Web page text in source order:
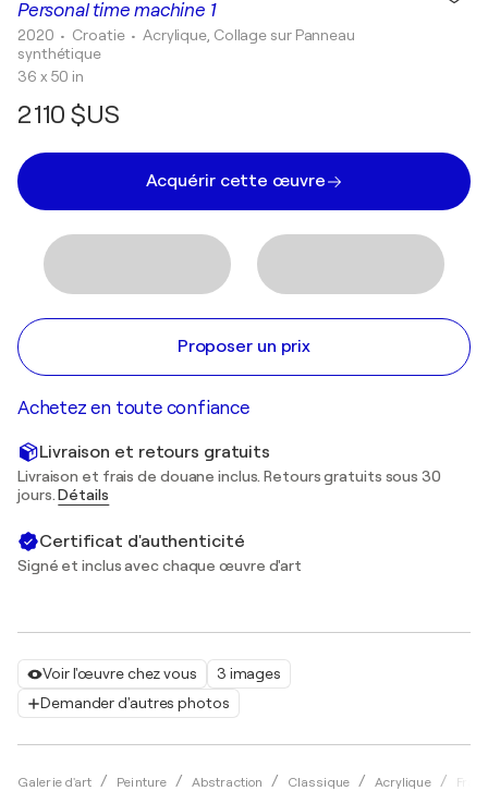
Voir l'œuvre chez vous
3 images
Demander d'autres photos
Galerie d'art Peinture Abstraction Classique Acrylique
Personal time machine 1
2020 • Croatie • Acrylique, Collage sur Panneau
synthétique
36 x 50 in
2 110 $US
Acquérir cette œuvre
Proposer un prix
Achetez en toute confiance
Livraison et retours gratuits
Livraison et frais de douane inclus. Retours gratuits sous 30
jours.Détails
Certificat d'authenticité
Signé et inclus avec chaque œuvre d'art